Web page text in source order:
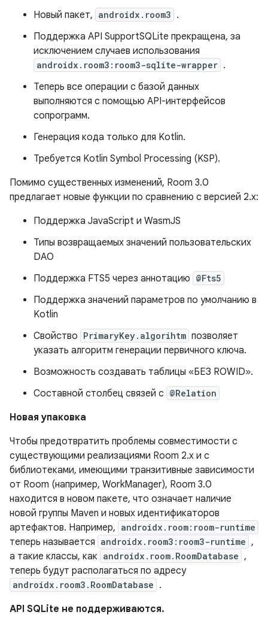
Новый пакет, androidx.room3 .
Поддержка API SupportSQLite прекращена, за
исключением случаев использования
androidx.room3:room3-sqlite-wrapper .
Теперь все операции с базой данных
выполняются с помощью API-интерфейсов
сопрограмм.
Генерация кода только для Kotlin.
Требуется Kotlin Symbol Processing (KSP).
Помимо существенных изменений, Room 3.0
предлагает новые функции по сравнению с версией 2.x:
Поддержка JavaScript и WasmJS
Типы возвращаемых значений пользовательских
DAO
Поддержка FTS5 через аннотацию @Fts5
Поддержка значений параметров по умолчанию в
Kotlin
Свойство PrimaryKey.algorihtm позволяет
указать алгоритм генерации первичного ключа.
Возможность создавать таблицы «БЕЗ ROWID».
Составной столбец связей с @Relation
Новая упаковка
Чтобы предотвратить проблемы совместимости с
существующими реализациями Room 2.x и с
библиотеками, имеющими транзитивные зависимости
от Room (например, WorkManager), Room 3.0
находится в новом пакете, что означает наличие
новой группы Maven и новых идентификаторов
артефактов. Например, androidx.room:room-runtime
теперь называется androidx.room3:room3-runtime ,
а такие классы, как androidx.room.RoomDatabase ,
теперь будут располагаться по адресу
androidx.room3.RoomDatabase .
API SQLite не поддерживаются.